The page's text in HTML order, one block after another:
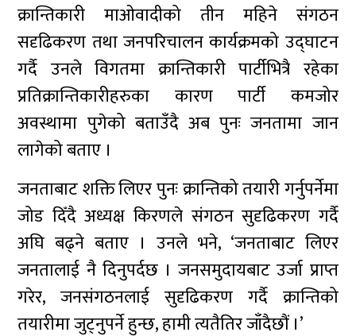
क्रान्तिकारी माओवादीको तीन महिने संगठन
सदृढिकरण तथा जनपरिचालन कार्यक्रमको उद्घाटन
गर्दै उनले विगतमा क्रान्तिकारी पार्टीभित्रै रहेका
प्रतिक्रान्तिकारीहरुका कारण पार्टी कमजोर
अवस्थामा पुगेको बताउँदै अब पुनः जनतामा जान
लागेको बताए ।
जनताबाट शक्ति लिएर पुनः क्रान्तिको तयारी गर्नुपर्नेमा
जोड दिँदै अध्यक्ष किरणले संगठन सुदृढिकरण गर्दै
अघि बढ्ने बताए । उनले भने, ‘जनताबाट लिएर
जनतालाई नै दिनुपर्दछ । जनसमुदायबाट उर्जा प्राप्त
गरेर, जनसंगठनलाई सुदृढिकरण गर्दै क्रान्तिको
तयारीमा जुट्नुपर्ने हुन्छ, हामी त्यतैतिर जाँदैछौं ।’